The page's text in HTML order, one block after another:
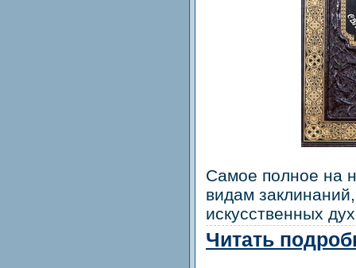
Самое полное на
видам
искусственных
Читать